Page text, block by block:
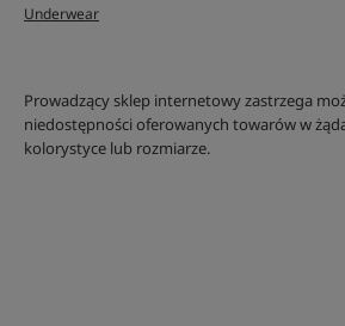
Underwear
Prowadzący sklep internetowy zastrzega
niedostępności oferowanych towarów w
kolorystyce lub rozmiarze.